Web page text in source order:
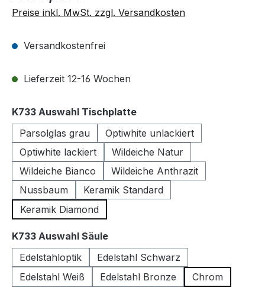
Preise inkl. MwSt. zzgl. Versandkosten
Versandkostenfrei
Lieferzeit 12-16 Wochen
K733 Auswahl Tischplatteauswählen
Parsolglas grau
Optiwhite unlackiert
Optiwhite lackiert
Wildeiche Natur
Wildeiche Bianco
Wildeiche Anthrazit
Nussbaum
Keramik Standard
Keramik Diamond
K733 Auswahl Säuleauswählen
Edelstahloptik
Edelstahl Schwarz
Edelstahl Weiß
Edelstahl Bronze Chrom